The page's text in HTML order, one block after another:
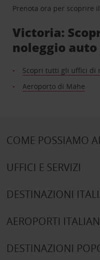
Prenota ora per scoprire
Victoria:
noleggio
Scopri tutti gli uffici di
Aeroporto di Mahe
COME POSSIAMO
UFFICI E SERVIZI
DESTINAZIONI
AEROPORTI
DESTINAZIONI